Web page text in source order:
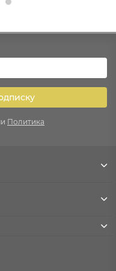
Политика